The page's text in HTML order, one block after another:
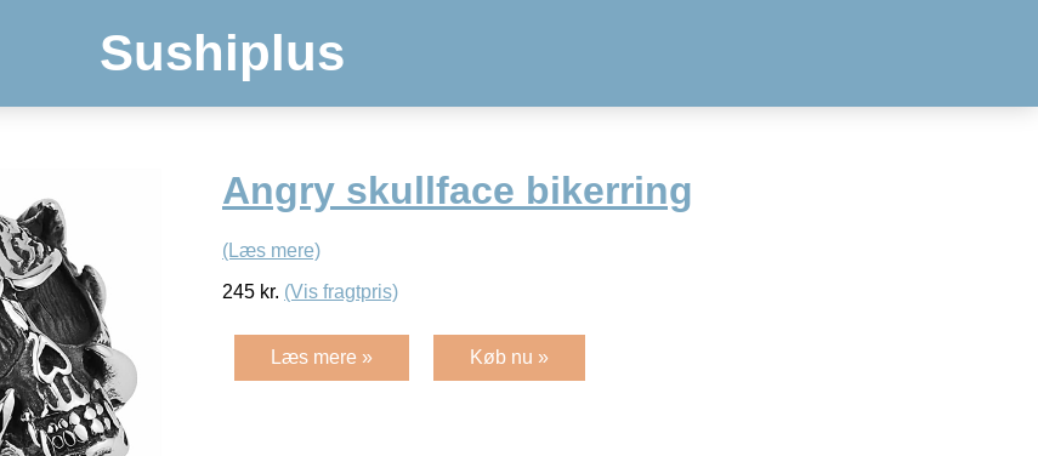
Sushiplus
Angry skullface bikerring
(Læs mere)
245 kr. (Vis fragtpris)
Læs mere » Køb nu »